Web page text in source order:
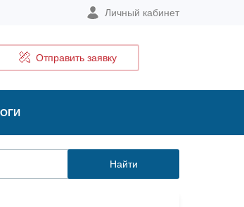
Личный кабинет
Отправить заявку
Найти